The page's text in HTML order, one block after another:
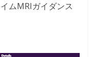
ムMRIガイダンス